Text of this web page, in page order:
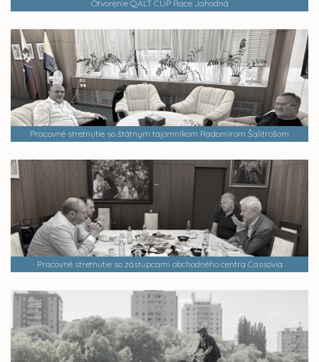
Otvorenie QALT CUP Race Jahodná
Pracovné stretnutie so štátnym tajomníkom Radomírom Šalitrošom
Pracovné stretnutie so zástupcami obchodného centra Cassovia